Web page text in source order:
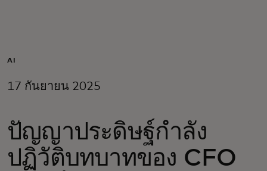
สำหรับผู้สร้างนวัตกรรม
AI
17 กันยายน 2025
ปัญญาประดิษฐ์กำลัง
ปฏิวัติบทบาทของ CFO